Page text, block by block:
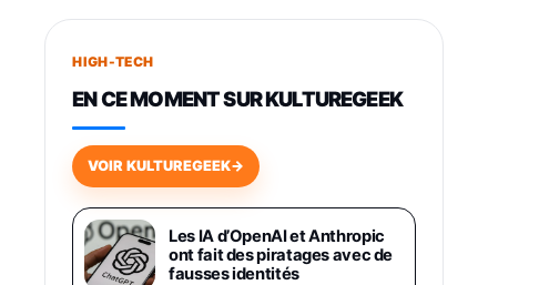
648,63€
Smartphone Android 5G avec
Galaxy AI, 512 Go, Chargeur
Secteur Rapide 25W Inclus,
Smartphone déverrouillé, Noir,
Version FR
1019€1399€Fnac (Vendeur Tiers)
HIGH-TECH
EN CE MOMENT SUR KULTUREGEEK
VOIR KULTUREGEEK→
Les IA d’OpenAI et Anthropic
ont fait des piratages avec de
fausses identités